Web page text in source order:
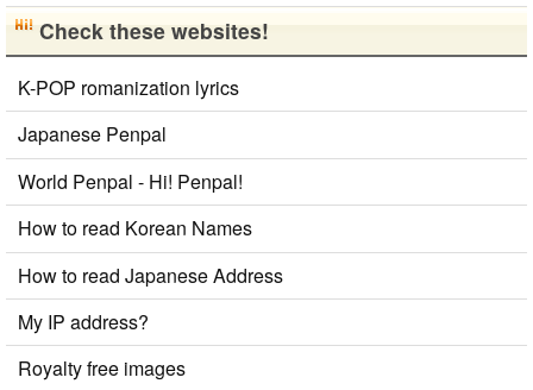
Check these websites!
K-POP romanization lyrics
Japanese Penpal
World Penpal - Hi! Penpal!
How to read Korean Names
How to read Japanese Address
My IP address?
Royalty free images